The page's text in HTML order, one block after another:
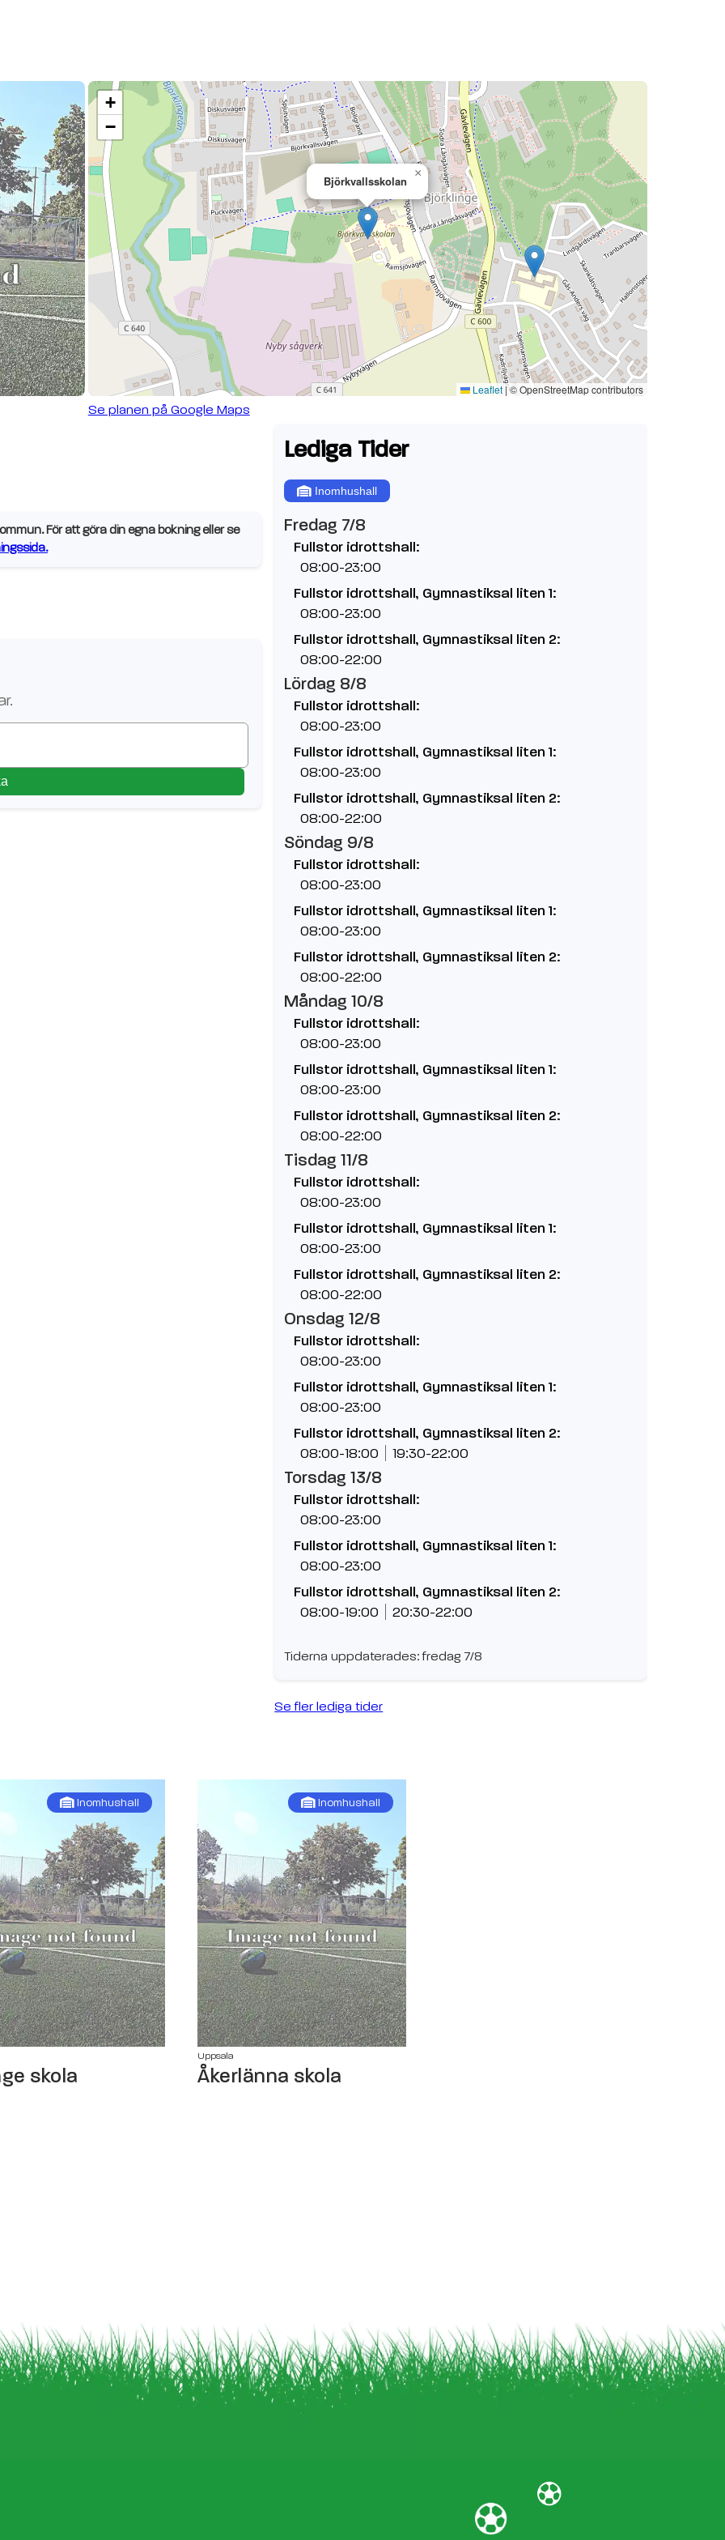
Björkvallsskolan
×
+
−
Leaflet |© OpenStreetMap contributors
Se planen på Google Maps
För att göra din egna bokning eller se
Lediga Tider
Inomhushall
Fredag 7/8
Fullstor idrottshall:
08:00-23:00
Fullstor idrottshall, Gymnastiksal liten 1:
08:00-23:00
Fullstor idrottshall, Gymnastiksal liten 2:
08:00-22:00
Lördag 8/8
Fullstor idrottshall:
08:00-23:00
Fullstor idrottshall, Gymnastiksal liten 1:
08:00-23:00
Fullstor idrottshall, Gymnastiksal liten 2:
08:00-22:00
Söndag 9/8
Fullstor idrottshall:
08:00-23:00
Fullstor idrottshall, Gymnastiksal liten 1:
08:00-23:00
Fullstor idrottshall, Gymnastiksal liten 2:
08:00-22:00
Måndag 10/8
Fullstor idrottshall:
08:00-23:00
Fullstor idrottshall, Gymnastiksal liten 1:
08:00-23:00
Fullstor idrottshall, Gymnastiksal liten 2:
08:00-22:00
Tisdag 11/8
Fullstor idrottshall:
08:00-23:00
Fullstor idrottshall, Gymnastiksal liten 1:
08:00-23:00
Fullstor idrottshall, Gymnastiksal liten 2:
08:00-22:00
Onsdag 12/8
Fullstor idrottshall:
08:00-23:00
Fullstor idrottshall, Gymnastiksal liten 1:
08:00-23:00
Fullstor idrottshall, Gymnastiksal liten 2:
08:00-18:00 19:30-22:00
Torsdag 13/8
Fullstor idrottshall:
08:00-23:00
Fullstor idrottshall, Gymnastiksal liten 1:
08:00-23:00
Fullstor idrottshall, Gymnastiksal liten 2:
08:00-19:00 20:30-22:00
Tiderna uppdaterades: fredag 7/8
Se fler lediga tider
Inomhushall
skola
Inomhushall
Uppsala
Åkerlänna skola